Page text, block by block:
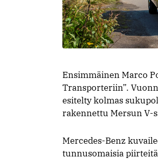
Ensimmäinen Marco
Transporteriin”.
esitelty kolmas
rakennettu Mersun V-
Mercedes-Benz
tunnusomaisia